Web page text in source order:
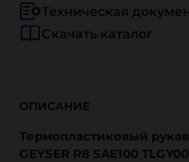
Техническая
Скачать каталог
ОПИСАНИЕ
Термопластиковый
GEYSER R8 SAE100